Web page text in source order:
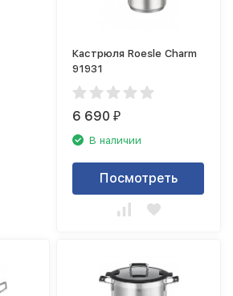
Кастрюля Roesle Charm
91931
6 690₽
В наличии
Посмотреть